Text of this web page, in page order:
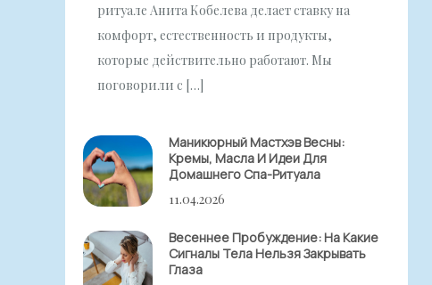
ритуале Анита Кобелева делает ставку на
комфорт, естественность и продукты,
которые действительно работают. Мы
поговорили с […]
Маникюрный Мастхэв Весны:
Кремы, Масла И Идеи Для
Домашнего Спа-Ритуала
11.04.2026
Весеннее Пробуждение: На Какие
Сигналы Тела Нельзя Закрывать
Глаза